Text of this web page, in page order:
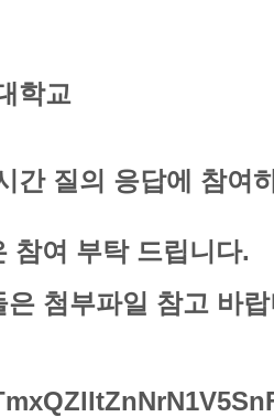
학교
질의 응답에 참여
참여 부탁 드립니다.
첨부파일 참고 바